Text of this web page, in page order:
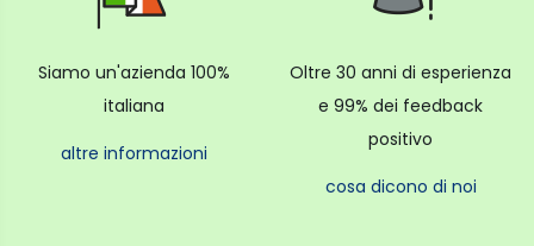
Siamo un'azienda 100%
italiana
altre informazioni
Oltre 30 anni di esperienza
e 99% dei feedback
positivo
cosa dicono di noi